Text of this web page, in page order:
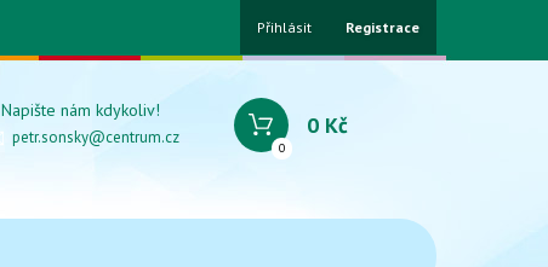
Přihlásit Registrace
Napište nám kdykoliv!
petr.sonsky@centrum.cz
0
0 Kč